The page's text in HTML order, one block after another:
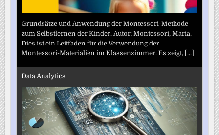
Grundsätze und Anwendung der Montessori-Methode
zum Selbstlernen der Kinder. Autor: Montessori, Maria.
Dies ist ein Leitfaden für die Verwendung der
Montessori-Materialien im Klassenzimmer. Es zeigt, [...]
Data Analytics